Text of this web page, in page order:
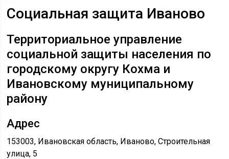
Социальная защита Иваново
Территориальное управление
социальной защиты населения по
городскому округу Кохма и
Ивановскому муниципальному
району
Адрес
153003, Ивановская область, Иваново, Строительная
улица, 5